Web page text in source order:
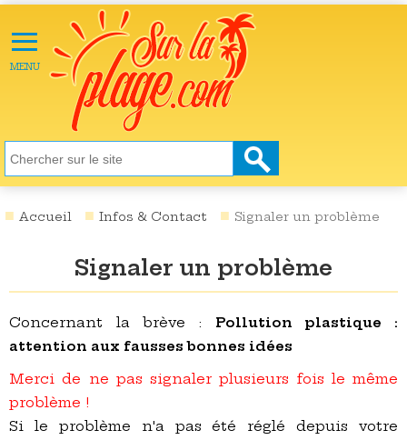
≡
MENU
ACTU
LOISIRS
NATURE
SANTÉ
SOCIÉTÉ
CULTURE
DESTINATIONS
VIDÉOS
Accueil Infos & Contact Signaler un problème
Signaler un problème
Concernant la brève : Pollution plastique :
attention aux fausses bonnes idées
Merci de ne pas signaler plusieurs fois le même
problème !
Si le problème n'a pas été réglé depuis votre